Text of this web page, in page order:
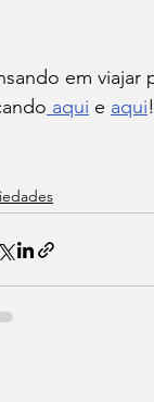
em viajar
aqui e aqui